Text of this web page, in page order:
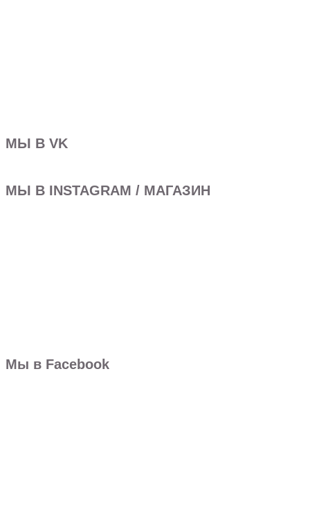
МЫ В VK
МЫ В INSTAGRAM / МАГАЗИН
Мы в Facebook